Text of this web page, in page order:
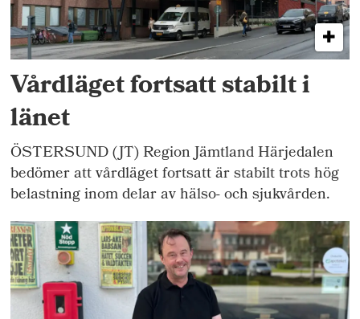
Vårdläget fortsatt stabilt i
länet
ÖSTERSUND (JT) Region Jämtland Härjedalen
bedömer att vårdläget fortsatt är stabilt trots hög
belastning inom delar av hälso- och sjukvården.